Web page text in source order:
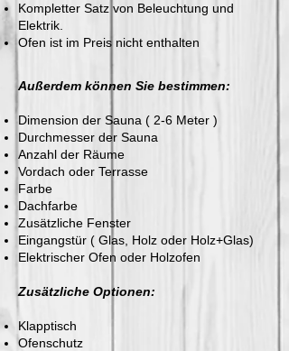
Kompletter Satz von Beleuchtung und
Elektrik.
Ofen ist im Preis nicht enthalten
Außerdem können Sie bestimmen:
Dimension der Sauna ( 2-6 Meter )
Durchmesser der Sauna
Anzahl der Räume
Vordach oder Terrasse
Farbe
Dachfarbe
Zusätzliche Fenster
Eingangstür ( Glas, Holz oder Holz+Glas)
Elektrischer Ofen oder Holzofen
Zusätzliche Optionen:
Klapptisch
Ofenschutz